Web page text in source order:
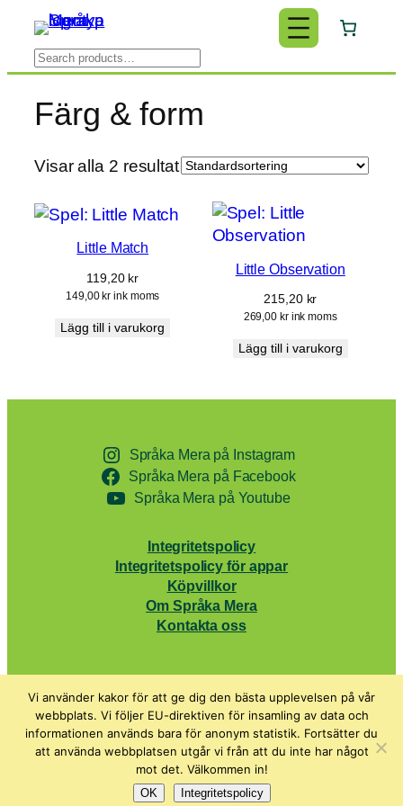
Hoppa
innehåll
Search
Färg & form
Visar alla 2 resultat
Little Match
119,20 kr
149,00kr ink moms
Lägg till i varukorg
Little Observation
215,20 kr
269,00 krink moms
Lägg till i varukorg
Språka Mera på Instagram
Språka Mera på Facebook
Språka Mera på Youtube
Integritetspolicy
Integritetspolicy för appar
Köpvillkor
Om Språka Mera
Kontakta oss
Vi använder kakor för att ge dig den bästa upplevelsen på vår
webbplats. Vi följer EU-direktiven för insamling av data och
informationen används bara för anonym statistik. Fortsätter du
att använda webbplatsen utgår vi från att du inte har något
mot det. Välkommen in!
OK Integritetspolicy